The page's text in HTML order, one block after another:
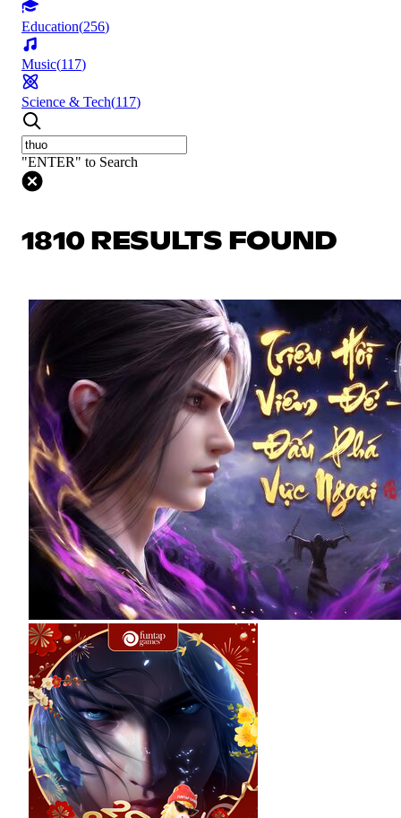
Education(256)
Music(117)
Science & Tech(117)
"ENTER" to Search
1810 RESULTS FOUND